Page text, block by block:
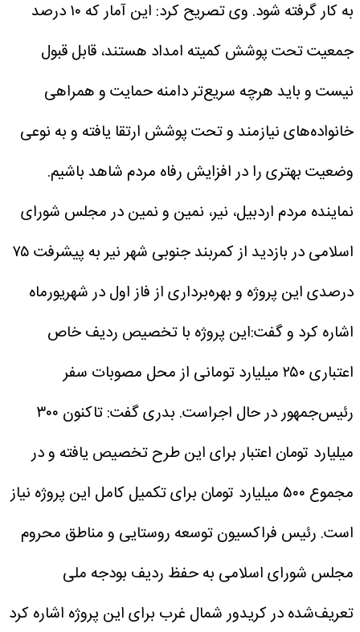
به کار گرفته شود.
وی تصریح کرد: این آمار که ۱۰ درصد
جمعیت تحت پوشش کمیته امداد هستند، قابل قبول
نیست و باید هرچه سریع‌تر دامنه حمایت و همراهی
خانواده‌های نیازمند و تحت پوشش ارتقا یافته و به نوعی
وضعیت بهتری را در افزایش رفاه مردم شاهد باشیم.
نماینده مردم اردبیل، نیر، نمین و نمین در مجلس شورای
اسلامی در بازدید از کمربند جنوبی شهر نیر به پیشرفت ۷۵
درصدی این پروژه و بهره‌برداری از فاز اول در شهریورماه
اشاره کرد و گفت:این پروژه با تخصیص ردیف خاص
اعتباری ۲۵۰ میلیارد تومانی از محل مصوبات سفر
رئیس‌جمهور در حال اجراست.
بدری گفت: تاکنون ۳۰۰
میلیارد تومان اعتبار برای این طرح تخصیص یافته و در
مجموع ۵۰۰ میلیارد تومان برای تکمیل کامل این پروژه نیاز
است. رئیس فراکسیون توسعه روستایی و مناطق محروم
مجلس شورای اسلامی به حفظ ردیف بودجه ملی
تعریف‌شده در کریدور شمال غرب برای این پروژه اشاره کرد